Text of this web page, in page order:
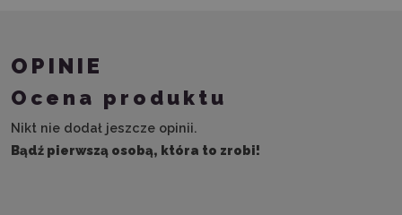
OPINIE
Ocena produktu
Nikt nie dodał jeszcze opinii.
Bądź pierwszą osobą, która to zrobi!